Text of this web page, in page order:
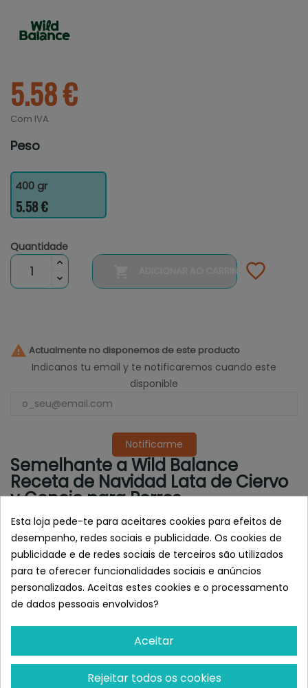
5.58 €
Com IVA
Peso
400 gr
5.58 €
Quantidade
ADICIONAR AO CARRINHO
 Actualmente no disponemos de este producto
Indicanos tu email y te notificaremos cuando este
disponible
Notificarme
Semelhante a Wild Balance
Receta de Navidad Lata de Ciervo
y Conejo para Perros
WILD BALANCE
Esta loja pede-te para aceitares cookies para efeitos de
desempenho, redes sociais e publicidade. Os cookies de
publicidade e de redes sociais de terceiros são utilizados
para te oferecer funcionalidades sociais e anúncios
personalizados. Aceitas estes cookies e o processamento
de dados pessoais envolvidos?
Aceitar
Rejeitar todos os cookies